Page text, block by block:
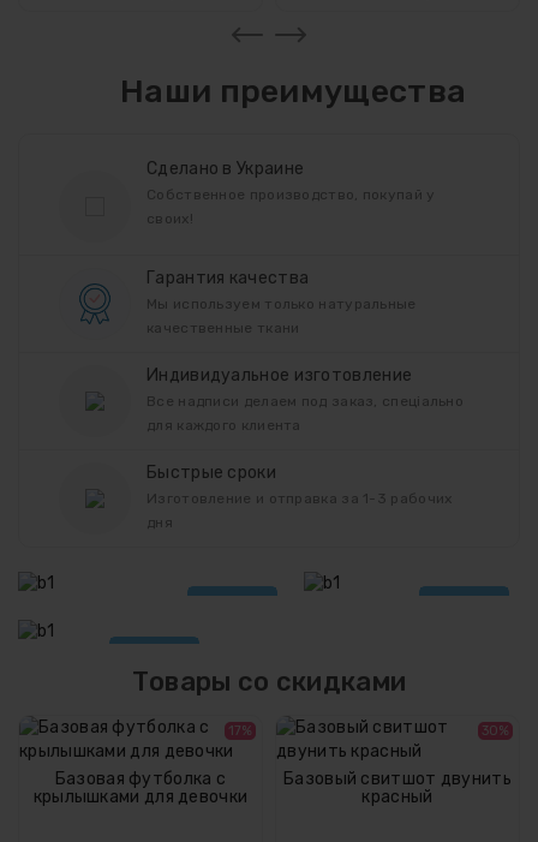
Наши преимущества
Сделано в Украине
Собственное производство, покупай у
своих!
Гарантия качества
Мы используем только натуральные
качественные ткани
Индивидуальное изготовление
Все надписи делаем под заказ, спеціально
для каждого клиента
Быстрые сроки
Изготовление и отправка за 1-3 рабочих
дня
Товары со скидками
17%
Базовая футболка с
крылышками для девочки
30%
Базовый свитшот двунить
красный